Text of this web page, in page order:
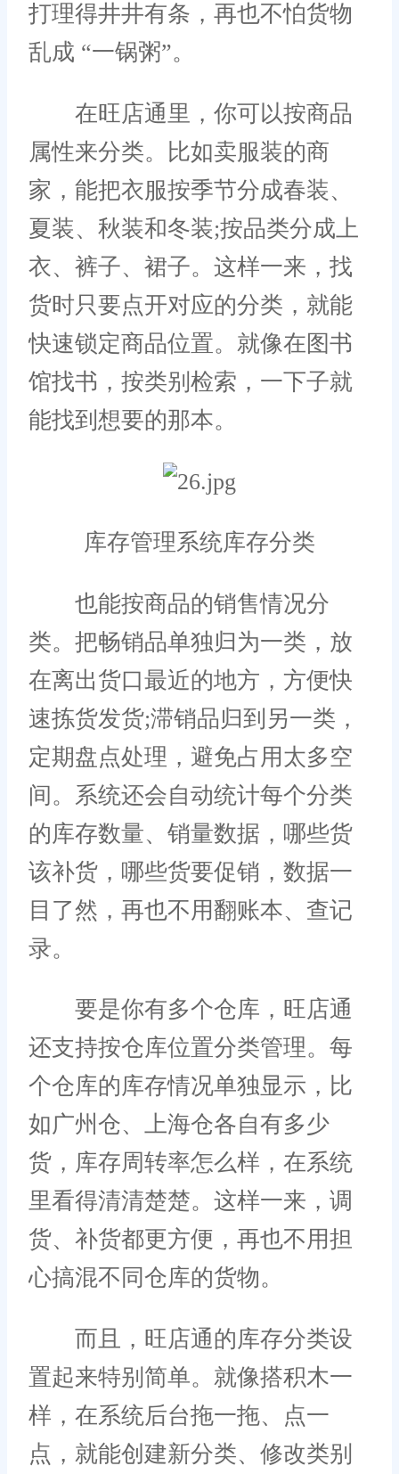
打理得井井有条，再也不怕货物
乱成 “一锅粥”。
在旺店通里，你可以按商品
属性来分类。比如卖服装的商
家，能把衣服按季节分成春装、
夏装、秋装和冬装;按品类分成上
衣、裤子、裙子。这样一来，找
货时只要点开对应的分类，就能
快速锁定商品位置。就像在图书
馆找书，按类别检索，一下子就
能找到想要的那本。
库存管理系统库存分类
也能按商品的销售情况分
类。把畅销品单独归为一类，放
在离出货口最近的地方，方便快
速拣货发货;滞销品归到另一类，
定期盘点处理，避免占用太多空
间。系统还会自动统计每个分类
的库存数量、销量数据，哪些货
该补货，哪些货要促销，数据一
目了然，再也不用翻账本、查记
录。
要是你有多个仓库，旺店通
还支持按仓库位置分类管理。每
个仓库的库存情况单独显示，比
如广州仓、上海仓各自有多少
货，库存周转率怎么样，在系统
里看得清清楚楚。这样一来，调
货、补货都更方便，再也不用担
心搞混不同仓库的货物。
而且，旺店通的库存分类设
置起来特别简单。就像搭积木一
样，在系统后台拖一拖、点一
点，就能创建新分类、修改类别